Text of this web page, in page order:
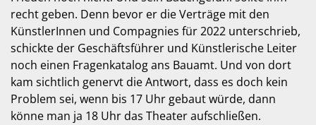
recht geben. Denn bevor er die Verträge mit den
KünstlerInnen und Compagnies für 2022 unterschrieb,
schickte der Geschäftsführer und Künstlerische Leiter
noch einen Fragenkatalog ans Bauamt. Und von dort
kam sichtlich genervt die Antwort, dass es doch kein
Problem sei, wenn bis 17 Uhr gebaut würde, dann
könne man ja 18 Uhr das Theater aufschließen.